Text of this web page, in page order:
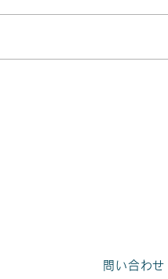
問い合わせ